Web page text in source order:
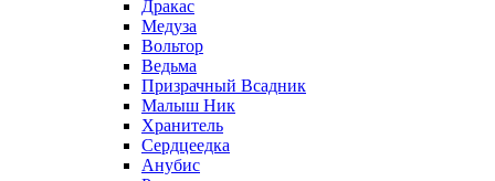
Дракас
Медуза
Вольтор
Ведьма
Призрачный Всадник
Малыш Ник
Хранитель
Сердцеедка
Анубис